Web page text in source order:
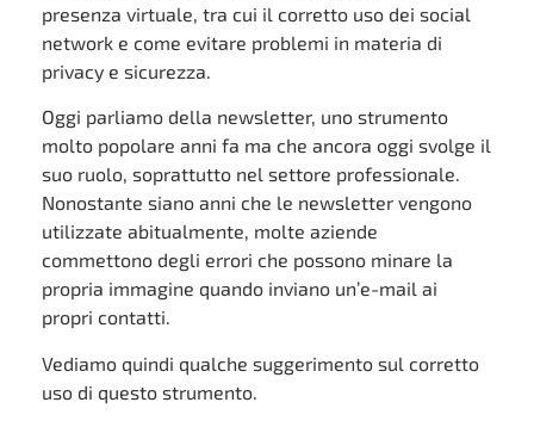
presenza virtuale, tra cui il corretto uso dei social
network e come evitare problemi in materia di
privacy e sicurezza.
Oggi parliamo della newsletter, uno strumento
molto popolare anni fa ma che ancora oggi svolge il
suo ruolo, soprattutto nel settore professionale.
Nonostante siano anni che le newsletter vengono
utilizzate abitualmente, molte aziende
commettono degli errori che possono minare la
propria immagine quando inviano un’e-mail ai
propri contatti.
Vediamo quindi qualche suggerimento sul corretto
uso di questo strumento.